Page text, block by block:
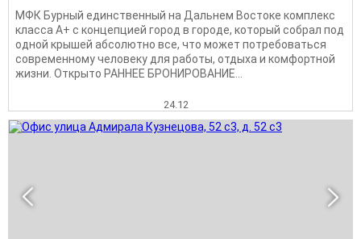
МФК Бурный единственный на Дальнем Востоке комплекс
класса А+ с концепцией город в городе, который собрал под
одной крышей абсолютно все, что может потребоваться
современному человеку для работы, отдыха и комфортной
жизни. Открыто РАННЕЕ БРОНИРОВАНИЕ...
24.12